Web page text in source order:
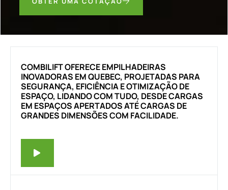
COMBILIFT OFERECE EMPILHADEIRAS
INOVADORAS EM QUEBEC, PROJETADAS PARA
SEGURANÇA, EFICIÊNCIA E OTIMIZAÇÃO DE
ESPAÇO, LIDANDO COM TUDO, DESDE CARGAS
EM ESPAÇOS APERTADOS ATÉ CARGAS DE
GRANDES DIMENSÕES COM FACILIDADE.